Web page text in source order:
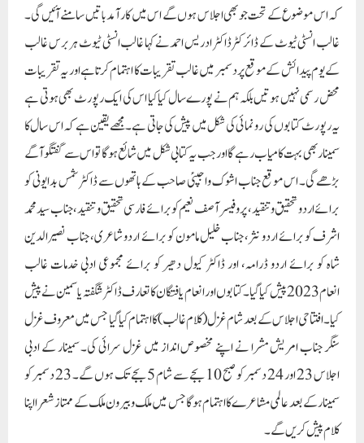
کہ اس موضوع کے تحت جو بھی اجلاس ہوں گے اس میں کارآمد باتیں سامنے آئیں گی۔
غالب انسٹی ٹیوٹ کے ڈائرکٹر ڈاکٹر ادریس احمد نے کہا غالب انسٹی ٹیوٹ ہر برس غالب
کے یوم پیدائش کے موقع پر دسمبر میں غالب تقریبات کا اہتمام کرتا ہے اور یہ تقریبات
محض رسمی نہیں ہوتیں بلکہ ہم نے پورے سال کیا کیا اس کی ایک رپورٹ بھی ہوتی ہے
یہ رپورٹ کتابوں کی رونمائی کی شکل میں پیش کی جاتی ہے۔ مجھے یقین ہے کہ اس سال کا
سمینار بھی بہت کامیاب رہے گا اور جب یہ کتابی شکل میں شائع ہوگا تو اس سے گفتگو آگے
بڑھے گی۔ اس موقع جناب اشوک واجپئی صاحب کے ہاتھوں سے ڈاکٹر شمس بدایونی کو
برائے اردو تحقیق و تنقید، پروفیسر آصف نعیم کو برائے فارسی تحقیق و تنقید، جناب سید محمد
اشرف کو برائے اردو نثر، جناب خلیل مامون کو برائے اردو شاعری، جناب نصیرالدین
شاہ کو برائے اردو ڈرامہ، اور ڈاکٹر کیول دھیر کو برائے مجموعی ادبی خدمات غالب
انعام 2023 پیش کیا گیا۔ کتابوں اور انعام یافتگان کا تعارف ڈاکٹر شگفتہ یاسمین نے پیش
کیا۔ افتتاحی اجلاس کے بعد شام غزل (کلام غالب) کا اہتمام کیا گیا جس میں معروف غزل
سنگر جناب امریش مشرا نے اپنے مخصوص انداز میں غزل سرائی کی۔ سمینار کے ادبی
اجلاس 23 اور 24 دسمبر کو صبح 10 بجے سے شام 5 بجے تک ہوں گے۔ 23 دسمبر کو
سمینار کے بعد عالمی مشاعرے کا اہتمام ہوگا جس میں ملک و بیرون ملک کے ممتاز شعرا اپنا
کلام پیش کریں گے۔